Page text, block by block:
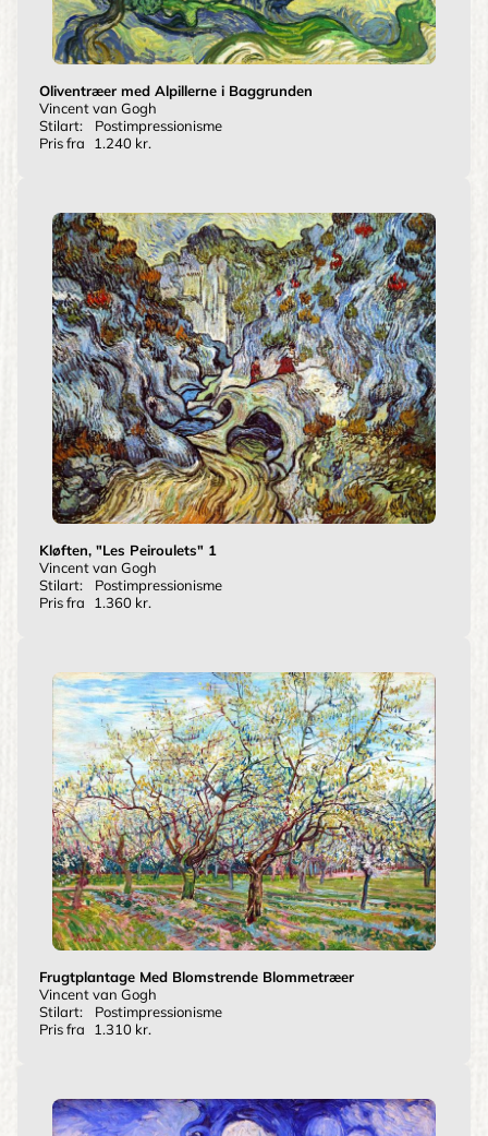
Oliventræer med Alpillerne i Baggrunden
Vincent van Gogh
Stilart:
Postimpressionisme
Pris fra
1.240 kr.
Kløften, "Les Peiroulets" 1
Vincent van Gogh
Stilart:
Postimpressionisme
Pris fra
1.360 kr.
Frugtplantage Med Blomstrende Blommetræer
Vincent van Gogh
Stilart:
Postimpressionisme
Pris fra
1.310 kr.